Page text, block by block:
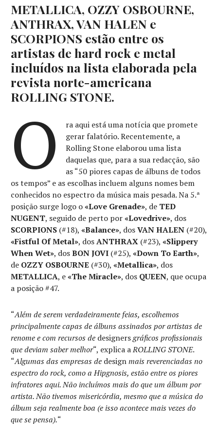
METALLICA, OZZY OSBOURNE,
ANTHRAX, VAN HALEN e
SCORPIONS estão entre os
artistas de hard rock e metal
incluídos na lista elaborada pela
revista norte-americana
ROLLING STONE.
O
ra aqui está uma notícia que promete
gerar falatório. Recentemente, a
Rolling Stone elaborou uma lista
daquelas que, para a sua redacção, são
as “50 piores capas de álbuns de todos
os tempos” e as escolhas incluem alguns nomes bem
conhecidos no espectro da música mais pesada. Na 5.ª
posição surge logo o«Love Grenade», de TED
NUGENT, seguido de perto por«Lovedrive», dos
SCORPIONS (#18),«Balance», dosVAN HALEN (#20),
«Fistful Of Metal», dosANTHRAX (#23),«Slippery
When Wet», dosBON JOVI (#25),«Down To Earth»,
de OZZY OSBOURNE (#30),«Metallica», dos
METALLICA, e«The Miracle», dos QUEEN, que ocupa
a posição #47.
“Além de serem verdadeiramente feias, escolhemos
principalmente capas de álbuns assinados por artistas de
renome e com recursos de designersgráficos profissionais
que deviam saber melhor“, explica aROLLING STONE.
“Algumas das empresas de designmais reverenciadas no
espectro do rock, como a Hipgnosis, estão entre os piores
infratores aqui. Não incluímos mais do que um álbum por
artista. Não tivemos misericórdia, mesmo que a música do
álbum seja realmente boa (e isso acontece mais vezes do
que se pensa).“